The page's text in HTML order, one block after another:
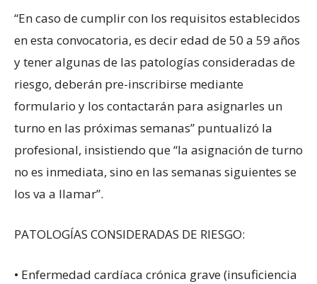
“En caso de cumplir con los requisitos establecidos
en esta convocatoria, es decir edad de 50 a 59 años
y tener algunas de las patologías consideradas de
riesgo, deberán pre-inscribirse mediante
formulario y los contactarán para asignarles un
turno en las próximas semanas” puntualizó la
profesional, insistiendo que “la asignación de turno
no es inmediata, sino en las semanas siguientes se
los va a llamar”.
PATOLOGÍAS CONSIDERADAS DE RIESGO:
• Enfermedad cardíaca crónica grave (insuficiencia